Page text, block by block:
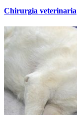
Chirurgia veterinaria